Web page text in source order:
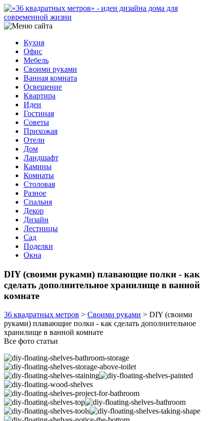
Кухня
Офис
Мебель
Своими руками
Ванная комната
Освещение
Квартира
Идеи
Гостиная
Советы
Прихожая
Отели
Дом
Ландшафт
Камины
Комнаты
Столовая
Разное
Спальня
Декор
Дизайн
Лестницы
Сад
Поделки
Окна
DIY (своими руками) плавающие полки - как
сделать дополнительное хранилище в ванной
комнате
36 квадратных метров > Своими руками > DIY (своими
руками) плавающие полки - как сделать дополнительное
хранилище в ванной комнате
Все фото статьи